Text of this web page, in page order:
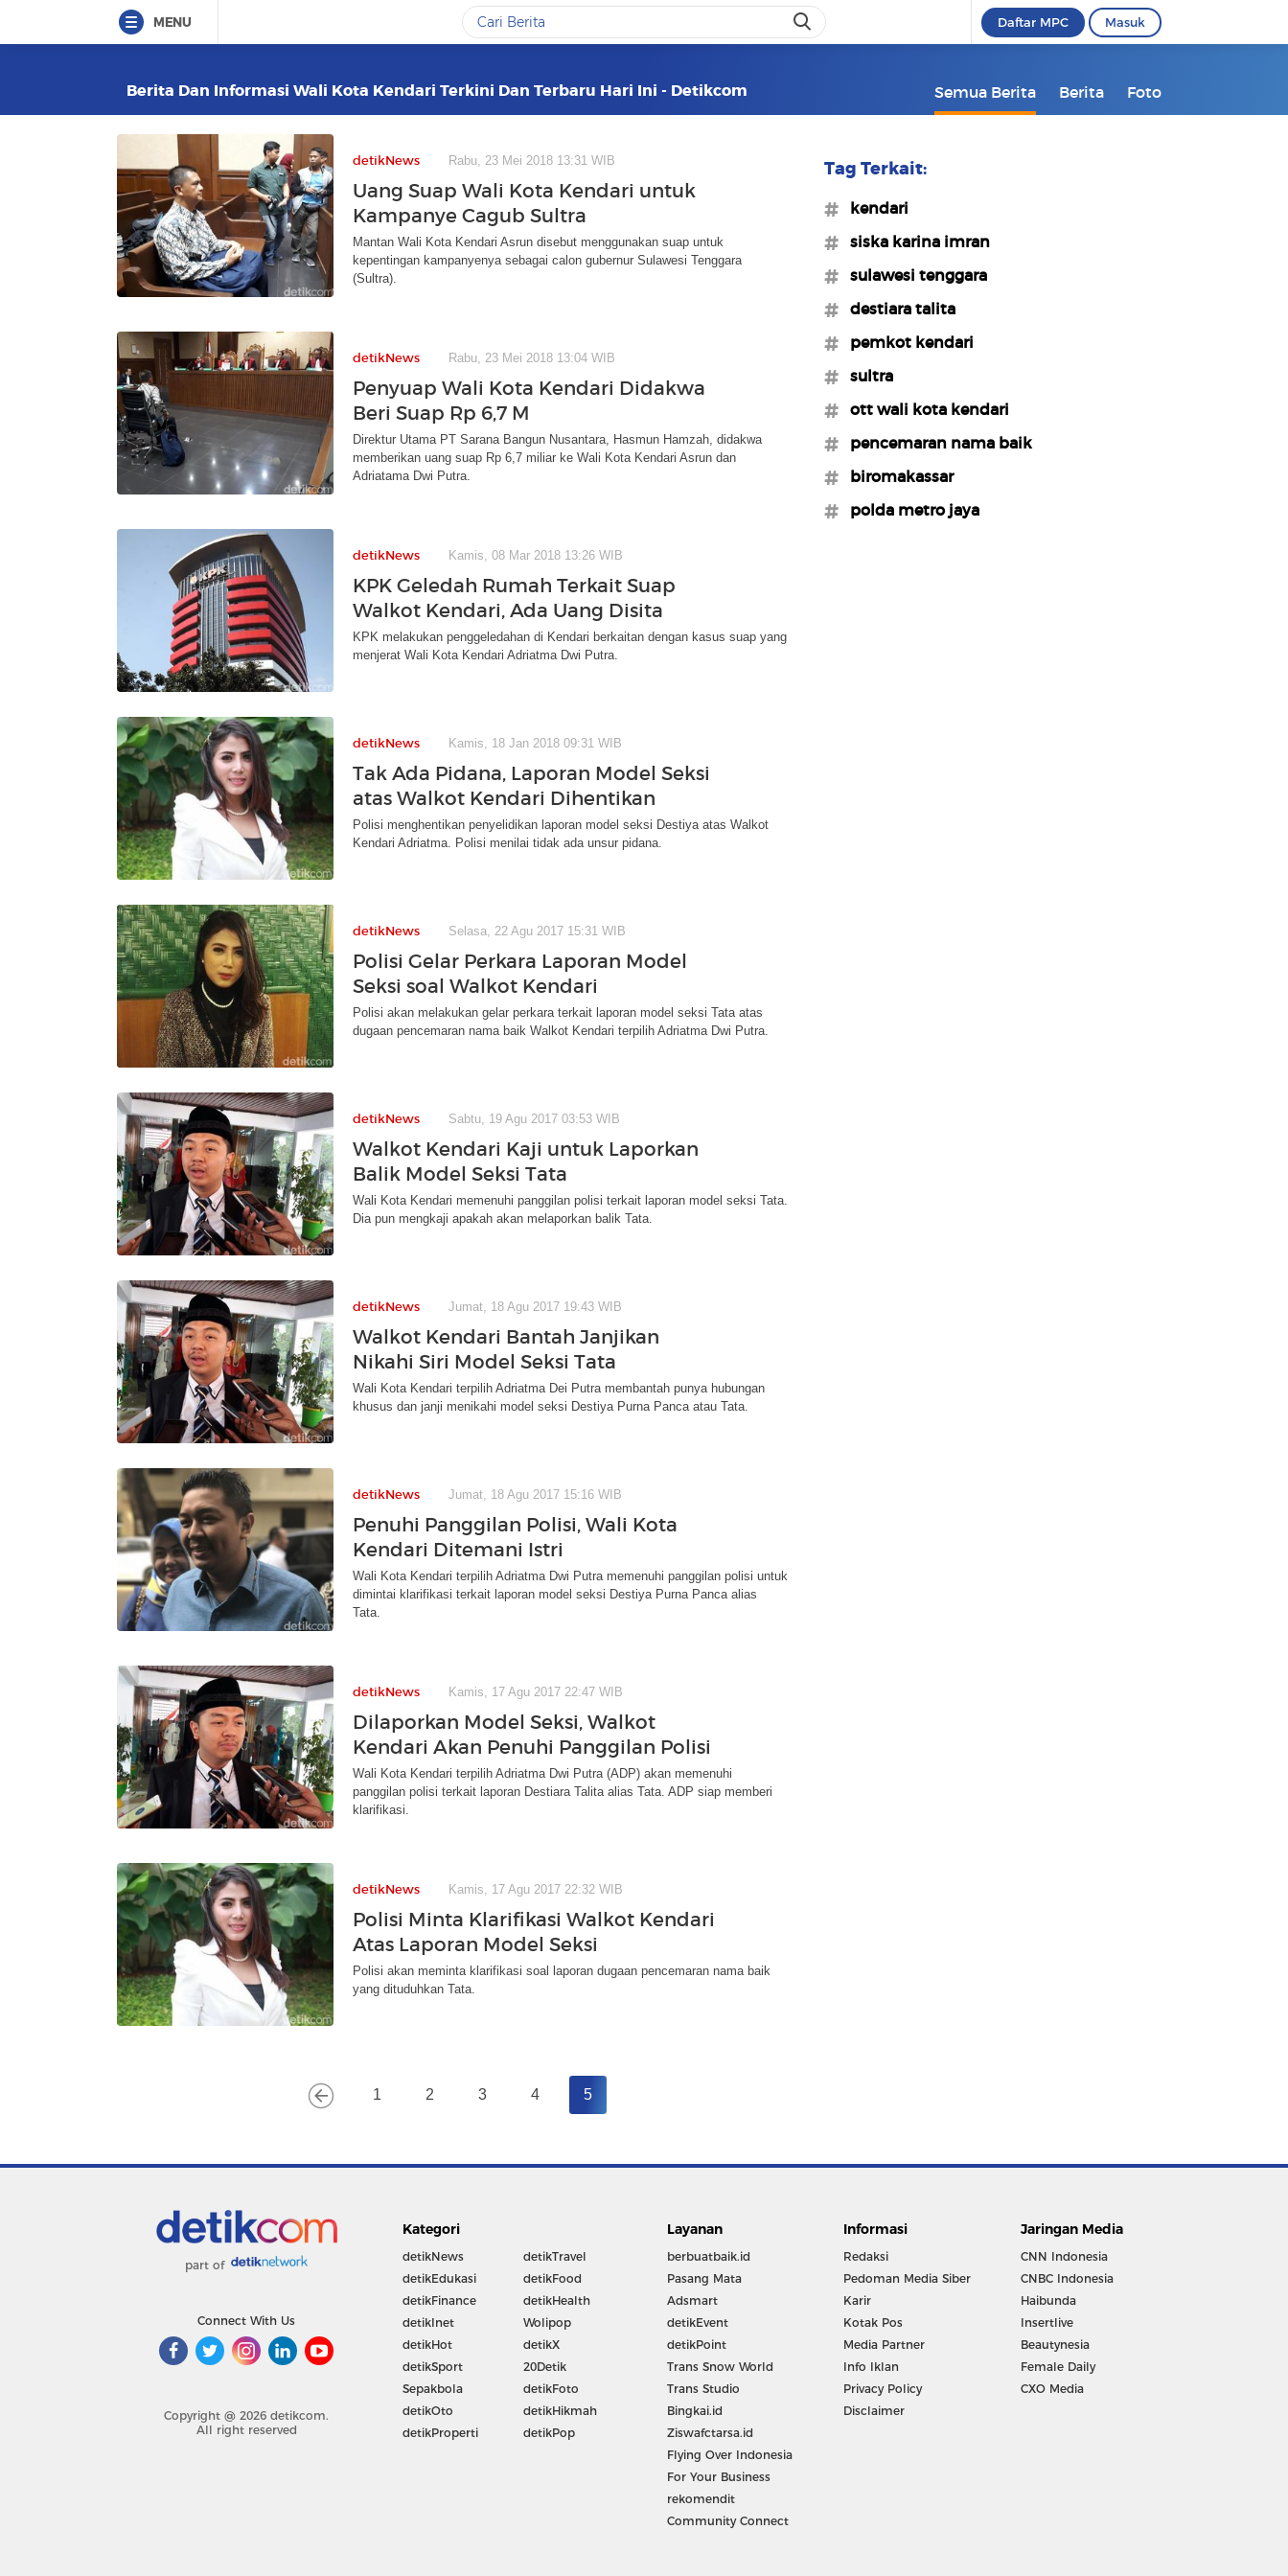
MENU Daftar MPC Masuk
Berita Dan Informasi Wali Kota Kendari Terkini Dan Terbaru Hari Ini - Detikcom Semua Berita Berita Foto
detikNews Rabu, 23 Mei 2018 13:31 WIB
Uang Suap Wali Kota Kendari untuk
Kampanye Cagub Sultra
Mantan Wali Kota Kendari Asrun disebut menggunakan suap untuk
kepentingan kampanyenya sebagai calon gubernur Sulawesi Tenggara
(Sultra).
detikNews Rabu, 23 Mei 2018 13:04 WIB
Penyuap Wali Kota Kendari Didakwa
Beri Suap Rp 6,7 M
Direktur Utama PT Sarana Bangun Nusantara, Hasmun Hamzah, didakwa
memberikan uang suap Rp 6,7 miliar ke Wali Kota Kendari Asrun dan
Adriatama Dwi Putra.
detikNews Kamis, 08 Mar 2018 13:26 WIB
KPK Geledah Rumah Terkait Suap
Walkot Kendari, Ada Uang Disita
KPK melakukan penggeledahan di Kendari berkaitan dengan kasus suap yang
menjerat Wali Kota Kendari Adriatma Dwi Putra.
detikNews Kamis, 18 Jan 2018 09:31 WIB
Tak Ada Pidana, Laporan Model Seksi
atas Walkot Kendari Dihentikan
Polisi menghentikan penyelidikan laporan model seksi Destiya atas Walkot
Kendari Adriatma. Polisi menilai tidak ada unsur pidana.
detikNews Selasa, 22 Agu 2017 15:31 WIB
Polisi Gelar Perkara Laporan Model
Seksi soal Walkot Kendari
Polisi akan melakukan gelar perkara terkait laporan model seksi Tata atas
dugaan pencemaran nama baik Walkot Kendari terpilih Adriatma Dwi Putra.
detikNews Sabtu, 19 Agu 2017 03:53 WIB
Walkot Kendari Kaji untuk Laporkan
Balik Model Seksi Tata
Wali Kota Kendari memenuhi panggilan polisi terkait laporan model seksi Tata.
Dia pun mengkaji apakah akan melaporkan balik Tata.
detikNews Jumat, 18 Agu 2017 19:43 WIB
Walkot Kendari Bantah Janjikan
Nikahi Siri Model Seksi Tata
Wali Kota Kendari terpilih Adriatma Dei Putra membantah punya hubungan
khusus dan janji menikahi model seksi Destiya Purna Panca atau Tata.
detikNews Jumat, 18 Agu 2017 15:16 WIB
Penuhi Panggilan Polisi, Wali Kota
Kendari Ditemani Istri
Wali Kota Kendari terpilih Adriatma Dwi Putra memenuhi panggilan polisi untuk
dimintai klarifikasi terkait laporan model seksi Destiya Purna Panca alias
Tata.
detikNews Kamis, 17 Agu 2017 22:47 WIB
Dilaporkan Model Seksi, Walkot
Kendari Akan Penuhi Panggilan Polisi
Wali Kota Kendari terpilih Adriatma Dwi Putra (ADP) akan memenuhi
panggilan polisi terkait laporan Destiara Talita alias Tata. ADP siap memberi
klarifikasi.
detikNews Kamis, 17 Agu 2017 22:32 WIB
Polisi Minta Klarifikasi Walkot Kendari
Atas Laporan Model Seksi
Polisi akan meminta klarifikasi soal laporan dugaan pencemaran nama baik
yang dituduhkan Tata.
1 2 3 4 5
Tag Terkait:
#kendari
#siska karina imran
#sulawesi tenggara
#destiara talita
#pemkot kendari
#sultra
#ott wali kota kendari
#pencemaran nama baik
#biromakassar
#polda metro jaya
part of
Connect With Us
Copyright @ 2026 detikcom.
All right reserved
Kategori
detikNews
detikEdukasi
detikFinance
detikInet
detikHot
detikSport
Sepakbola
detikOto
detikProperti
detikTravel
detikFood
detikHealth
Wolipop
detikX
20Detik
detikFoto
detikHikmah
detikPop
Layanan
berbuatbaik.id
Pasang Mata
Adsmart
detikEvent
detikPoint
Trans Snow World
Trans Studio
Bingkai.id
Ziswafctarsa.id
Flying Over Indonesia
For Your Business
rekomendit
Community Connect
Informasi
Redaksi
Pedoman Media Siber
Karir
Kotak Pos
Media Partner
Info Iklan
Privacy Policy
Disclaimer
Jaringan Media
CNN Indonesia
CNBC Indonesia
Haibunda
Insertlive
Beautynesia
Female Daily
CXO Media